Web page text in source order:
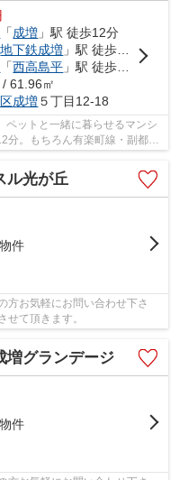
「成増 」駅 徒歩12分
地下鉄成増 」駅 徒歩14分
「西高島平 」駅 徒歩21分
61.96㎡
成増５丁目12-18
ペットと一緒に暮らせるマンシ
分。もちろん有楽町線・副都心
ル光が丘
件
方お気軽にお問い合わせ下さ
せて頂きます。
増グランデージ
件